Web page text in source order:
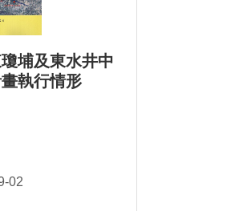
埔及東水井中
執行情形
02